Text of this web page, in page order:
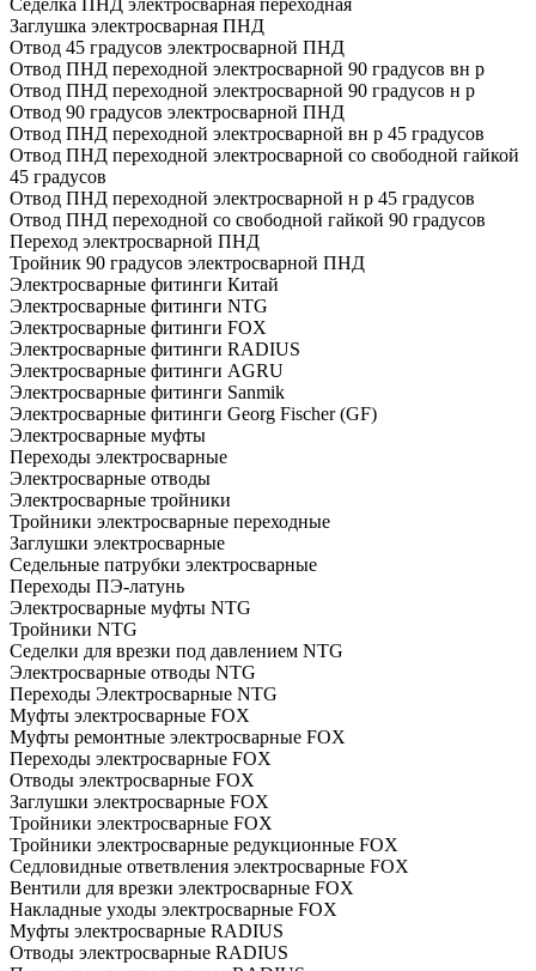
Заглушка электросварная ПНД
Отвод 45 градусов электросварной ПНД
Отвод ПНД переходной электросварной 90 градусов вн р
Отвод ПНД переходной электросварной 90 градусов н р
Отвод 90 градусов электросварной ПНД
Отвод ПНД переходной электросварной вн р 45 градусов
Отвод ПНД переходной электросварной со свободной гайкой
45 градусов
Отвод ПНД переходной электросварной н р 45 градусов
Отвод ПНД переходной со свободной гайкой 90 градусов
Переход электросварной ПНД
Тройник 90 градусов электросварной ПНД
Электросварные фитинги Китай
Электросварные фитинги NTG
Электросварные фитинги FOX
Электросварные фитинги RADIUS
Электросварные фитинги AGRU
Электросварные фитинги Sanmik
Электросварные фитинги Georg Fischer (GF)
Электросварные муфты
Переходы электросварные
Электросварные отводы
Электросварные тройники
Тройники электросварные переходные
Заглушки электросварные
Седельные патрубки электросварные
Переходы ПЭ-латунь
Электросварные муфты NTG
Тройники NTG
Седелки для врезки под давлением NTG
Электросварные отводы NTG
Переходы Электросварные NTG
Муфты электросварные FOX
Муфты ремонтные электросварные FOX
Переходы электросварные FOX
Отводы электросварные FOX
Заглушки электросварные FOX
Тройники электросварные FOX
Тройники электросварные редукционные FOX
Седловидные ответвления электросварные FOX
Вентили для врезки электросварные FOX
Накладные уходы электросварные FOX
Муфты электросварные RADIUS
Отводы электросварные RADIUS